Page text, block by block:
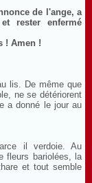
de l'ange, a
rester enfermé
! Amen !
lis. De même que
ne se détériorent
a donné le jour au
il verdoie. Au
fleurs bariolées, la
et tout semble